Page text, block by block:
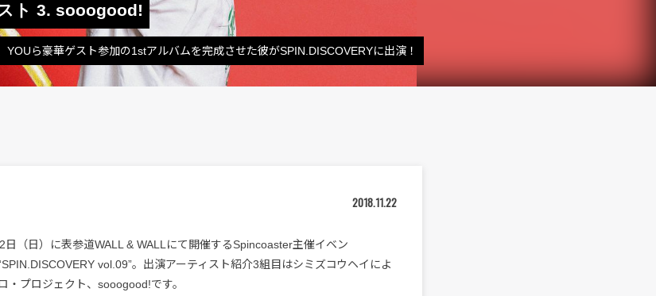
ト 3. sooogood!
ら豪華ゲスト参加の1stアルバムを完成させた彼がSPIN.DISCOVERYに出演！
2018.11.22
日（日）に表参道WALL & WALLにて開催するSpincoaster主催イベン
vol.09”。出演アーティスト紹介3組目はシミズコウヘイによ
・プロジェクト、sooogood!です。